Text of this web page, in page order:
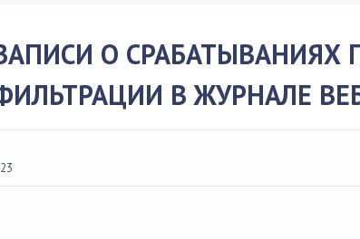
О СРАБАТЫВАНИЯХ
В ЖУРНАЛЕ